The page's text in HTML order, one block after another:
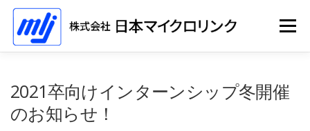
メニュー
2021卒向けインターンシップ冬開催
のお知らせ！